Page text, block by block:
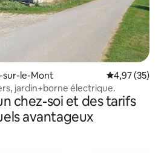
sur-le-Mont Évaluation
4,97 (35)
jardin+borne électrique.
chez-soi et des tarifs
avantageux